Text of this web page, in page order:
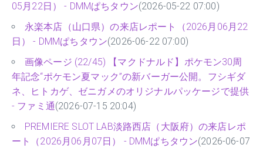
05月22日） - DMMぱちタウン(2026-05-22 07:00)
永楽本店（山口県）の来店レポート（2026月06月22
日） - DMMぱちタウン(2026-06-22 07:00)
画像ページ (22/45) 【マクドナルド】ポケモン30周
年記念“ポケモン夏マック”の新バーガー公開。フシギダ
ネ、ヒトカゲ、ゼニガメのオリジナルパッケージで提供
- ファミ通(2026-07-15 20:04)
PREMIERE SLOT LAB淡路西店（大阪府）の来店レポ
ート（2026月06月07日） - DMMぱちタウン(2026-06-07